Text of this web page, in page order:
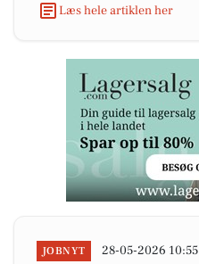
Læs hele artiklen her
JOBNYT 28-05-2026 10:55